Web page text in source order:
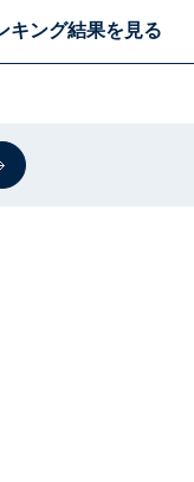
キング結果を見る